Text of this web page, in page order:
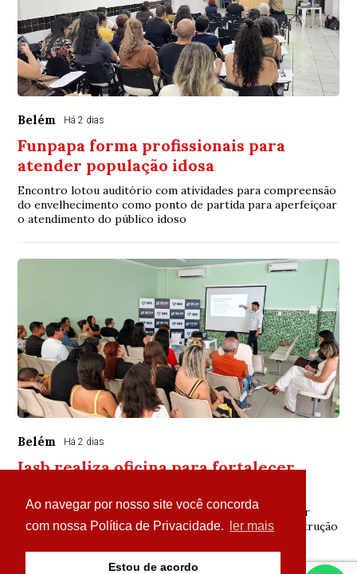
Ao navegar por nosso site você concorda
com nossa Política de Privacidade.
ler mais
Estou de acordo
Belém Há 2 dias
Funpapa forma profissionais para
atender população idosa
Encontro lotou auditório com atividades para compreensão
do envelhecimento como ponto de partida para aperfeiçoar
o atendimento do público idoso
Belém Há 2 dias
Iasb realiza oficina para fortalecer
Atividade reuniu gestores e servidores para identificar
necessidades de treinamento e contribuir para a construção